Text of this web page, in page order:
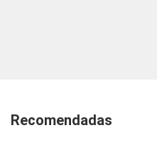
Recomendadas